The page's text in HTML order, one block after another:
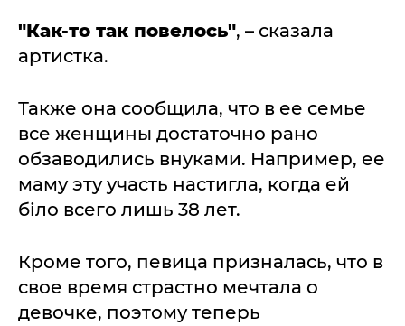
"Как-то так повелось", – сказала
артистка.
Также она сообщила, что в ее семье
все женщины достаточно рано
обзаводились внуками. Например, ее
маму эту участь настигла, когда ей
біло всего лишь 38 лет.
Кроме того, певица призналась, что в
свое время страстно мечтала о
девочке, поэтому теперь